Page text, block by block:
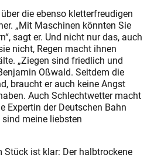
die ebenso kletterfreudigen
„Mit Maschinen könnten Sie
sagt er. Und nicht nur das, auch
nicht, Regen macht ihnen
„Ziegen sind friedlich und
Oßwald. Seitdem die
braucht er auch keine Angst
Auch Schlechtwetter macht
Expertin der Deutschen Bahn
meine liebsten
Stück ist klar: Der halbtrockene